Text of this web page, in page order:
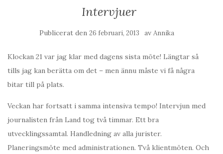
Intervjuer
Publicerat den 26 februari, 2013 av Annika
Klockan 21 var jag klar med dagens sista möte! Längtar så
tills jag kan berätta om det – men ännu måste vi få några
bitar till på plats.
Veckan har fortsatt i samma intensiva tempo! Intervjun med
journalisten från Land tog två timmar. Ett bra
utvecklingssamtal. Handledning av alla jurister.
Planeringsmöte med administrationen. Två klientmöten. Och